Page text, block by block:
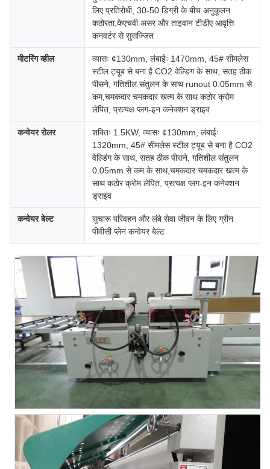
लिए प्रतिरोधी, 30-50 डिग्री के बीच अनुकूलन
कठोरता,केएचवी असर और ताइवान टीडीए आवृत्ति
कनवर्टर से सुसज्जित
मीटरिंग व्हील
व्यासः ¢130mm, लंबाईः 1470mm, 45# सीमलेस
स्टील ट्यूब से बना है CO2 वेल्डिंग के साथ, सतह ठीक
पीसने, गतिशील संतुलन के साथ runout 0.05mm से
कम,चमकदार चमकदार खत्म के साथ कठोर क्रोम
लेपित, प्रत्यक्ष प्लग-इन कनेक्शन ड्राइव
कन्वेयर रोलर
शक्तिः 1.5KW, व्यासः ¢130mm, लंबाईः
1320mm, 45# सीमलेस स्टील ट्यूब से बना है CO2
वेल्डिंग के साथ, सतह ठीक पीसने, गतिशील संतुलन
0.05mm से कम के साथ,चमकदार चमकदार खत्म के
साथ कठोर क्रोम लेपित, प्रत्यक्ष प्लग-इन कनेक्शन
ड्राइव
कन्वेयर बेल्ट
सुचारू परिवहन और लंबे सेवा जीवन के लिए ग्रीन
पीवीसी प्लेन कन्वेयर बेल्ट